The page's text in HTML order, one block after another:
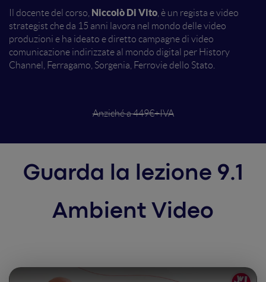
Il docente del corso, Niccolò Di Vito , è un regista e video
strategist che da 15 anni lavora nel mondo delle video
produzioni e ha ideato e diretto campagne di video
comunicazione indirizzate al mondo digital per History
Channel, Ferragamo, Sorgenia, Ferrovie dello Stato.
Anziché a 449€+IVA
Guarda la lezione 9.1
Ambient Video